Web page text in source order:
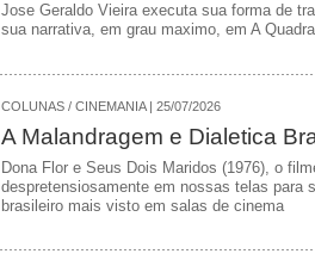
Jose Geraldo Vieira executa sua forma de
sua narrativa, em grau maximo, em A
COLUNAS / CINEMANIA | 25/07/2026
A Malandragem e Dialetica
Dona Flor e Seus Dois Maridos (1976), o
despretensiosamente em nossas telas para
brasileiro mais visto em salas de cinema